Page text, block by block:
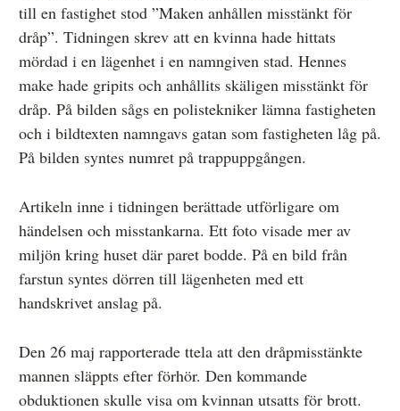
Här är medierna som MO kan pröva
Hela listan över frivilligt anslutna medier
Skillnaden mellan Granskningsnämnden och MO
Årsberättelser
Våra huvudmän
Ledamöter i Mediernas Etiknämnd
Den journalistiska yrkesetiken
Jobba hos oss!
till en fastighet stod ”Maken anhållen misstänkt för
dråp”. Tidningen skrev att en kvinna hade hittats
mördad i en lägenhet i en namngiven stad. Hennes
make hade gripits och anhållits skäligen misstänkt för
dråp. På bilden sågs en polistekniker lämna fastigheten
och i bildtexten namngavs gatan som fastigheten låg på.
På bilden syntes numret på trappuppgången.
Artikeln inne i tidningen berättade utförligare om
händelsen och misstankarna. Ett foto visade mer av
miljön kring huset där paret bodde. På en bild från
farstun syntes dörren till lägenheten med ett
handskrivet anslag på.
Den 26 maj rapporterade ttela att den dråpmisstänkte
mannen släppts efter förhör. Den kommande
obduktionen skulle visa om kvinnan utsatts för brott.